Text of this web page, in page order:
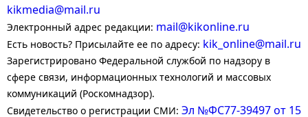
kikmedia@mail.ru
Электронный адрес редакции: mail@kikonline.ru
Есть новость? Присылайте ее по адресу: kik_online@mail.ru
Зарегистрировано Федеральной службой по надзору в
сфере связи, информационных технологий и массовых
коммуникаций (Роскомнадзор).
Свидетельство о регистрации СМИ: Эл №ФС77-39497 от 15